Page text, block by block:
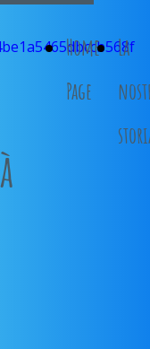
Home
Page
La